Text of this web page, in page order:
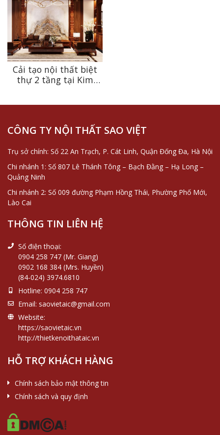
Cải tạo nội thất biệt
thự 2 tầng tại Kim
CÔNG TY NỘI THẤT SAO VIỆT
Trụ sở chính: Số 22 An Trạch, P. Cát Linh, Quận Đống Đa, Hà Nội
Chi nhánh 1: Số 807 Lê Thánh Tông – Bạch Đằng – Hạ Long –
Quảng Ninh
Chi nhánh 2: Số 009 đường Phạm Hồng Thái, Phường Phố Mới,
Lào Cai
THÔNG TIN LIÊN HỆ
Số điện thoại:
0904 258 747 (Mr. Giang)
0902 168 384 (Mrs. Huyền)
(84-024) 3974.6810
Hotline: 0904 258 747
Email: saovietaic@gmail.com
Website:
https://saovietaic.vn
http://thietkenoithataic.vn
HỖ TRỢ KHÁCH HÀNG
Chính sách bảo mật thông tin
Chính sách và quy định